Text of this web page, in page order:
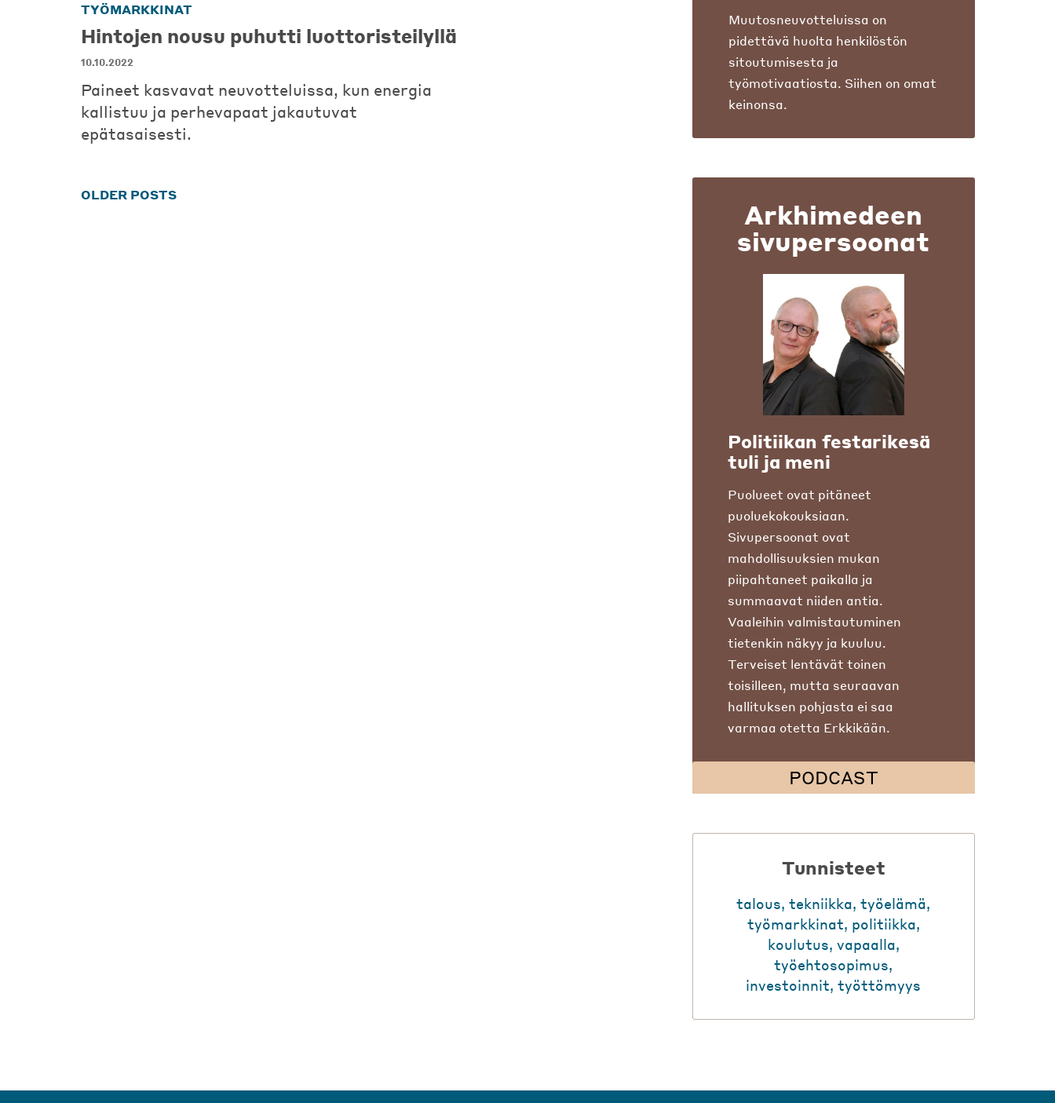
TYÖMARKKINAT
Hintojen nousu puhutti luottoristeilyllä
10.10.2022
Paineet kasvavat neuvotteluissa, kun energia
kallistuu ja perhevapaat jakautuvat
epätasaisesti.
Posts
OLDER POSTS
Muutosneuvotteluissa on
pidettävä huolta henkilöstön
sitoutumisesta ja
työmotivaatiosta. Siihen on omat
keinonsa.
Arkhimedeen
sivupersoonat
Politiikan festarikesä
tuli ja meni
Puolueet ovat pitäneet
puoluekokouksiaan.
Sivupersoonat ovat
mahdollisuuksien mukan
piipahtaneet paikalla ja
summaavat niiden antia.
Vaaleihin valmistautuminen
tietenkin näkyy ja kuuluu.
Terveiset lentävät toinen
toisilleen, mutta seuraavan
hallituksen pohjasta ei saa
varmaa otetta Erkkikään.
PODCAST
Tunnisteet
talous,tekniikka,työelämä,
työmarkkinat, politiikka,
koulutus, vapaalla,
työehtosopimus,
investoinnit,työttömyys